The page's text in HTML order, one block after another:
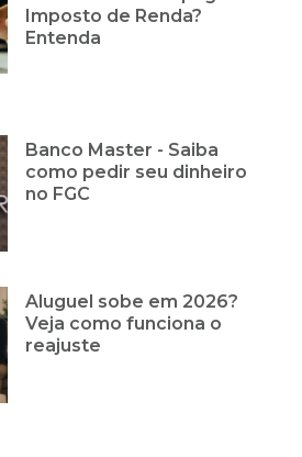
Imposto de Renda?
Entenda
Banco Master - Saiba
como pedir seu dinheiro
no FGC
Aluguel sobe em 2026?
Veja como funciona o
reajuste